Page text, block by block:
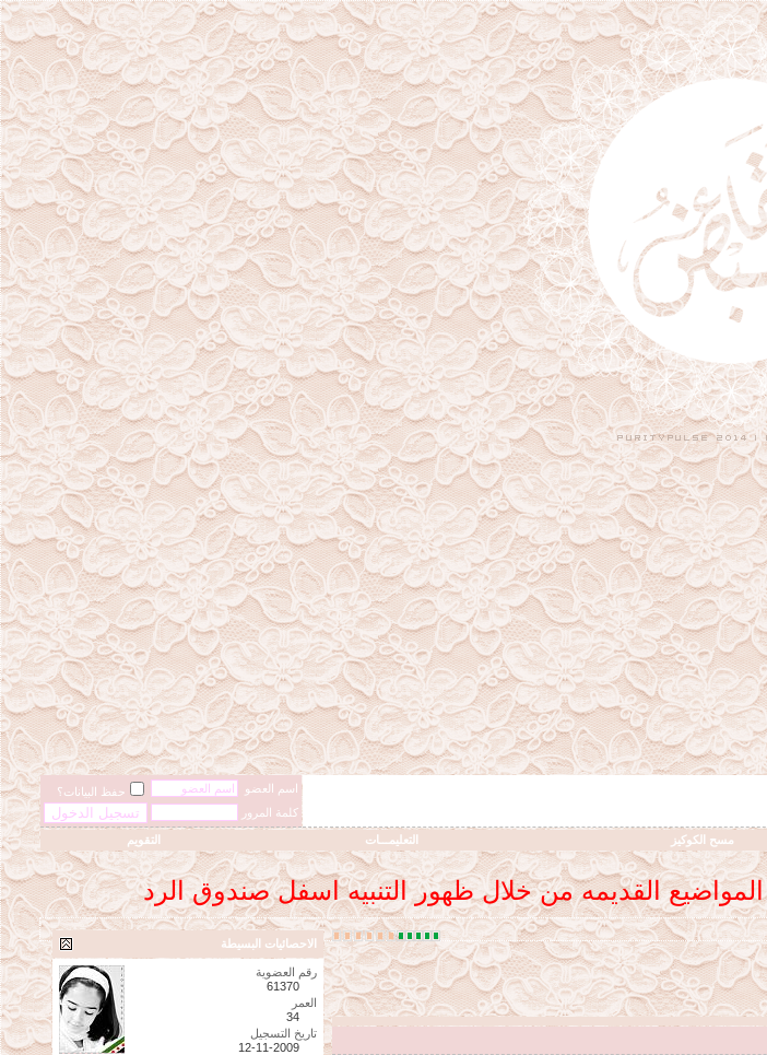
اسم العضو
حفظ البيانات؟
كلمة المرور
مسح الكوكيز التعليمـــات التقويم
القديمه من خلال ظهور التنبيه اسفل صندوق الرد
الاحصائيات البسيطة
رقم العضوية
61370
العمر
34
تاريخ التسجيل
12-11-2009